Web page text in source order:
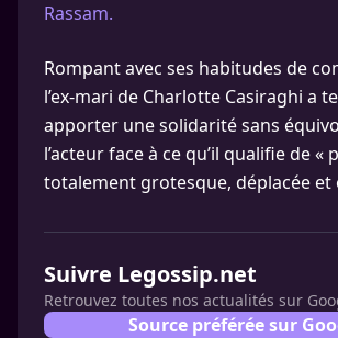
Rassam.
Rompant avec ses habitudes de
l’ex-mari de Charlotte Casiraghi a
apporter une solidarité sans
l’acteur face à ce qu’il qualifie de «
totalement grotesque, déplacée
Suivre Legossip.net
Retrouvez toutes nos actualités sur
Source préférée sur